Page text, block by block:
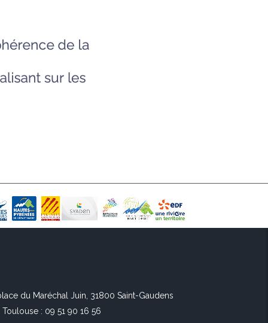
du Maréchal Juin, 31800 Saint-Gaudens
Toulouse : 09 51 90 16 56